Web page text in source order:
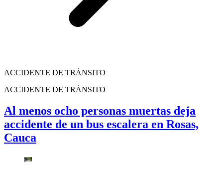
ACCIDENTE DE TRÁNSITO
ACCIDENTE DE TRÁNSITO
Al menos ocho personas muertas deja
accidente de un bus escalera en Rosas,
Cauca